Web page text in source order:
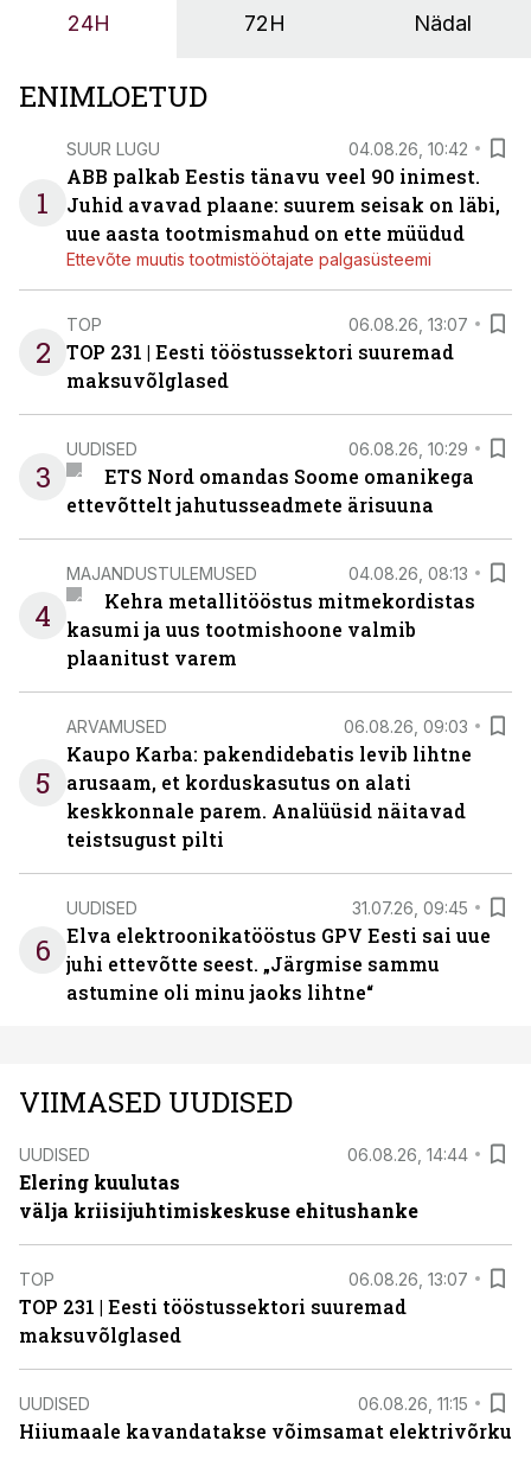
24H 72H Nädal
ENIMLOETUD
1
SUUR LUGU 04.08.26, 10:42
ABB palkab Eestis tänavu veel 90 inimest.
Juhid avavad plaane: suurem seisak on läbi,
uue aasta tootmismahud on ette müüdud
Ettevõte muutis tootmistöötajate palgasüsteemi
2
TOP 06.08.26, 13:07
TOP 231 | Eesti tööstussektori suuremad
maksuvõlglased
3
UUDISED 06.08.26, 10:29
ETS Nord omandas Soome omanikega
ettevõttelt jahutusseadmete ärisuuna
4
MAJANDUSTULEMUSED 04.08.26, 08:13
Kehra metallitööstus mitmekordistas
kasumi ja uus tootmishoone valmib
plaanitust varem
5
ARVAMUSED 06.08.26, 09:03
Kaupo Karba: pakendidebatis levib lihtne
arusaam, et korduskasutus on alati
keskkonnale parem. Analüüsid näitavad
teistsugust pilti
6
UUDISED 31.07.26, 09:45
Elva elektroonikatööstus GPV Eesti sai uue
juhi ettevõtte seest. „Järgmise sammu
astumine oli minu jaoks lihtne“
VIIMASED UUDISED
UUDISED 06.08.26, 14:44
Elering kuulutas
välja kriisijuhtimiskeskuse ehitushanke
TOP 06.08.26, 13:07
TOP 231 | Eesti tööstussektori suuremad
maksuvõlglased
UUDISED 06.08.26, 11:15
Hiiumaale kavandatakse võimsamat elektrivõrku